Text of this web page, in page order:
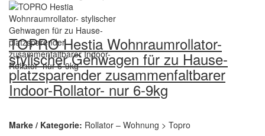
TOPRO Hestia Wohnraumrollator-
stylischer Gehwagen für zu Hause-
platzsparender zusammenfaltbarer
Indoor-Rollator- nur 6-9kg
Marke / Kategorie: Rollator – Wohnung > Topro